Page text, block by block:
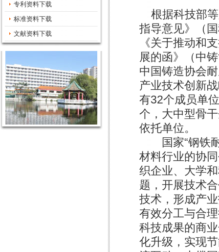
专利资料下载
标准资料下载
文献资料下载
根据科技部等
指导意见》（
《关于推动和
展的函》（中
中国铸造协会
产业技术创新
有32个成员单
个，大中型骨
依托单位。
国家“钢铁耐
材料行业的协
织企业、大学
题，开展技术
技术，形成产
有效分工与合
科技成果的商
化升级，实现